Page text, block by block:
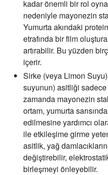
kadar önemli bir rol
nedeniyle mayonezin
Yumurta akındaki
etrafında bir film
artırabilir. Bu yüzden
içerir.
Sirke (veya Limon
suyunun) asitliği
zamanda mayonezin
ortam, yumurta
edilmesine yardımcı
ile etkileşime girme
asitlik, yağ
değiştirebilir,
birleşmeyi önleyebilir.